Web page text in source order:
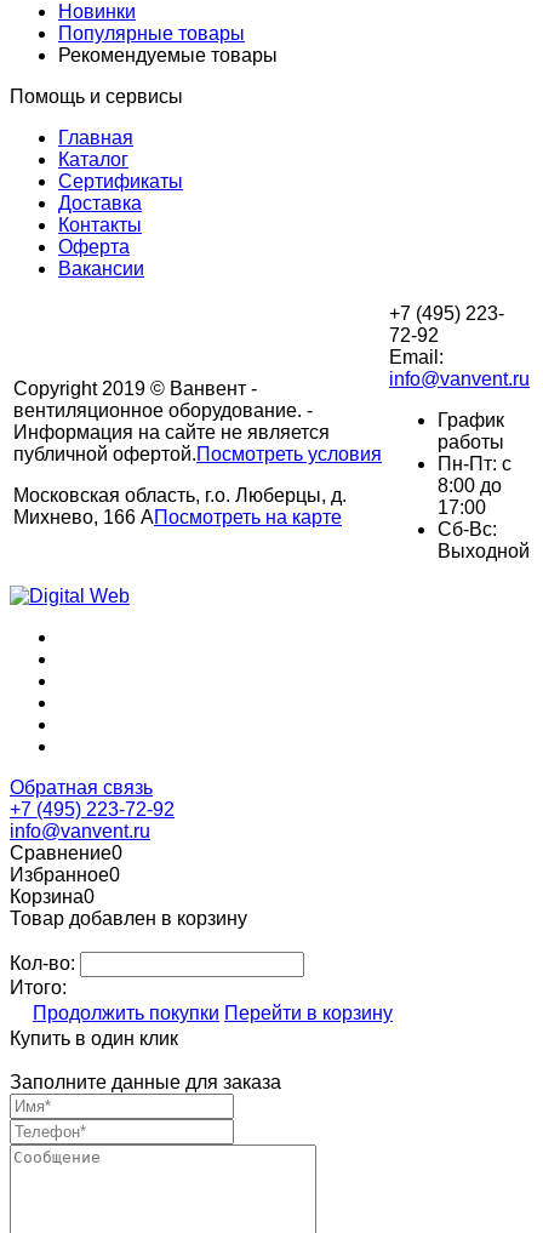
Новинки
Популярные товары
Рекомендуемые товары
Помощь и сервисы
Главная
Каталог
Сертификаты
Доставка
Контакты
Оферта
Вакансии
Copyright 2019 © Ванвент -
вентиляционное оборудование. -
Информация на сайте не является
публичной офертой.Посмотреть условия
Московская область, г.о. Люберцы, д.
Михнево, 166 АПосмотреть на карте
+7 (495) 223-
72-92
Email:
info@vanvent.ru
График
работы
Пн-Пт: с
8:00 до
17:00
Сб-Вс:
Выходной
Обратная связь
+7 (495) 223-72-92
info@vanvent.ru
Сравнение0
Избранное0
Корзина0
Товар добавлен в корзину
Кол-во:
Итого:
Продолжить покупки Перейти в корзину
Купить в один клик
Заполните данные для заказа